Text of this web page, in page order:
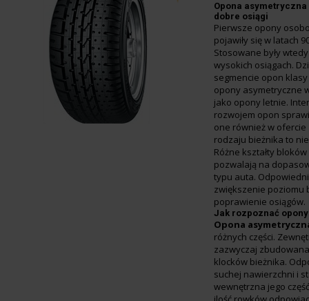
Opona
dobre osiągi
Pierwsze opony
pojawiły się w latach
Stosowane były
wysokich osiągach.
segmencie opon
opony asymetryczne
jako opony letnie.
rozwojem opon
one również w ofercie
rodzaju bieżnika to
Różne kształty
pozwalają na
typu auta.
zwiększenie poziomu
poprawienie osiągów.
Jak rozpoznać
Opona
różnych części.
zazwyczaj
klocków bieżnika.
suchej nawierzchni i
wewnętrzna jego